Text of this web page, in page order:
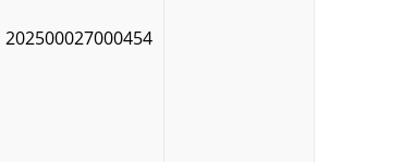
202500027000454